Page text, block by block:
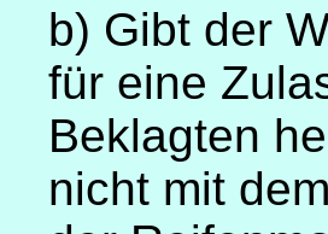
b) Gibt der
für eine
Beklagten
nicht mit